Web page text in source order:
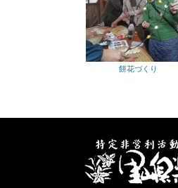
餅花づくり